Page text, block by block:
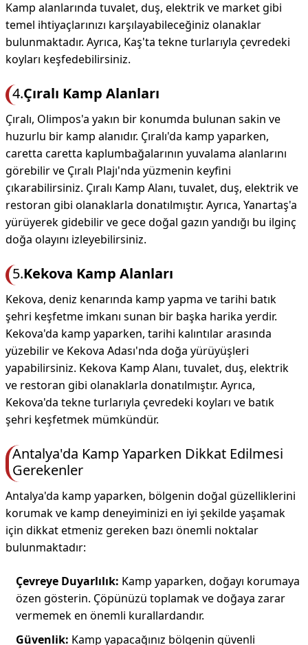
Kamp alanlarında tuvalet, duş, elektrik ve market gibi
temel ihtiyaçlarınızı karşılayabileceğiniz olanaklar
bulunmaktadır. Ayrıca, Kaş'ta tekne turlarıyla çevredeki
koyları keşfedebilirsiniz.
4.Çıralı Kamp Alanları
Çıralı, Olimpos'a yakın bir konumda bulunan sakin ve
huzurlu bir kamp alanıdır. Çıralı'da kamp yaparken,
caretta caretta kaplumbağalarının yuvalama alanlarını
görebilir ve Çıralı Plajı'nda yüzmenin keyfini
çıkarabilirsiniz. Çıralı Kamp Alanı, tuvalet, duş, elektrik ve
restoran gibi olanaklarla donatılmıştır. Ayrıca, Yanartaş'a
yürüyerek gidebilir ve gece doğal gazın yandığı bu ilginç
doğa olayını izleyebilirsiniz.
5.Kekova Kamp Alanları
Kekova, deniz kenarında kamp yapma ve tarihi batık
şehri keşfetme imkanı sunan bir başka harika yerdir.
Kekova'da kamp yaparken, tarihi kalıntılar arasında
yüzebilir ve Kekova Adası'nda doğa yürüyüşleri
yapabilirsiniz. Kekova Kamp Alanı, tuvalet, duş, elektrik
ve restoran gibi olanaklarla donatılmıştır. Ayrıca,
Kekova'da tekne turlarıyla çevredeki koyları ve batık
şehri keşfetmek mümkündür.
Antalya'da Kamp Yaparken Dikkat Edilmesi
Gerekenler
Antalya'da kamp yaparken, bölgenin doğal güzelliklerini
korumak ve kamp deneyiminizi en iyi şekilde yaşamak
için dikkat etmeniz gereken bazı önemli noktalar
bulunmaktadır:
Çevreye Duyarlılık: Kamp yaparken, doğayı korumaya
özen gösterin. Çöpünüzü toplamak ve doğaya zarar
vermemek en önemli kurallardandır.
Güvenlik: Kamp yapacağınız bölgenin güvenli